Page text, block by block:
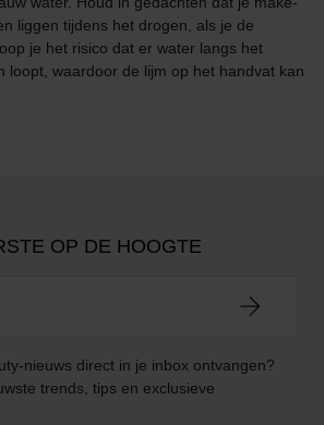
liggen tijdens het drogen, als je de
je het risico dat er water langs het
loopt, waardoor de lijm op het handvat kan
OP DE HOOGTE
nieuws direct in je inbox ontvangen?
trends, tips en exclusieve